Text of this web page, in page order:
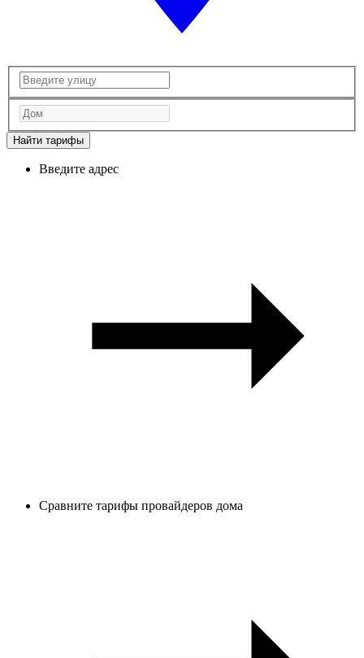
Найти тарифы
Введите адрес
Сравните тарифы провайдеров дома